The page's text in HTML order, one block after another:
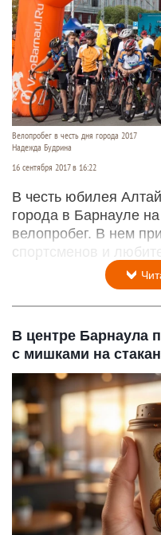
Велопробег в честь дня города 2017
Надежда Будрина
16 сентября 2017 в 16:22
В честь юбилея
города в Барнауле
велопробег. В нем
спортсменов и
В центре Барнаула
с мишками на